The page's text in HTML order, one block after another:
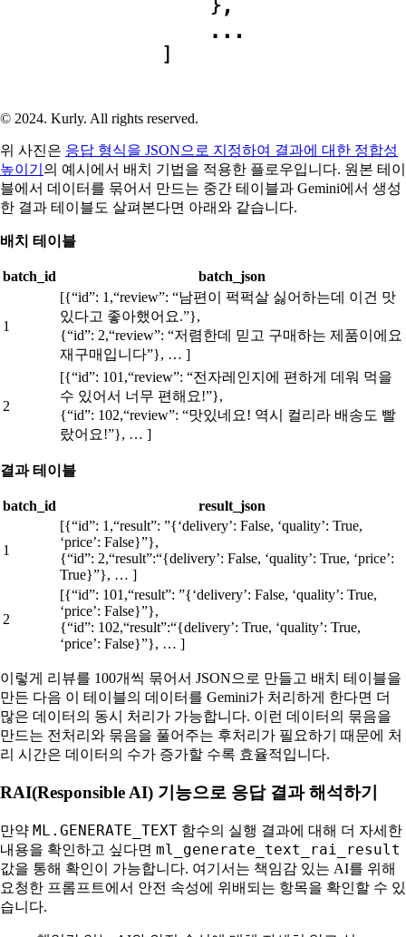
© 2024. Kurly. All rights reserved.
위 사진은 응답 형식을 JSON으로 지정하여 결과에 대한 정합성
높이기 의 예시에서 배치 기법을 적용한 플로우입니다. 원본 테이
블에서 데이터를 묶어서 만드는 중간 테이블과 Gemini에서 생성
한 결과 테이블도 살펴본다면 아래와 같습니다.
배치 테이블
batch_id batch_json
1
[{“id”: 1,“review”: “남편이 퍽퍽살 싫어하는데 이건 맛
있다고 좋아했어요.”},
{“id”: 2,“review”: “저렴한데 믿고 구매하는 제품이에요
재구매입니다”}, … ]
2
[{“id”: 101,“review”: “전자레인지에 편하게 데워 먹을
수 있어서 너무 편해요!”},
{“id”: 102,“review”: “맛있네요! 역시 컬리라 배송도 빨
랐어요!”}, … ]
결과 테이블
batch_id result_json
1
[{“id”: 1,“result”: ”{‘delivery’: False, ‘quality’: True,
‘price’: False}”},
{“id”: 2,“result”:“{delivery’: False, ‘quality’: True, ‘price’:
True}”}, … ]
2
[{“id”: 101,“result”: ”{‘delivery’: False, ‘quality’: True,
‘price’: False}”},
{“id”: 102,“result”:“{delivery’: True, ‘quality’: True,
‘price’: False}”}, … ]
이렇게 리뷰를 100개씩 묶어서 JSON으로 만들고 배치 테이블을
만든 다음 이 테이블의 데이터를 Gemini가 처리하게 한다면 더
많은 데이터의 동시 처리가 가능합니다. 이런 데이터의 묶음을
만드는 전처리와 묶음을 풀어주는 후처리가 필요하기 때문에 처
리 시간은 데이터의 수가 증가할 수록 효율적입니다.
RAI(Responsible AI) 기능으로 응답 결과 해석하기
만약 ML.GENERATE_TEXT 함수의 실행 결과에 대해 더 자세한
내용을 확인하고 싶다면 ml_generate_text_rai_result
값을 통해 확인이 가능합니다. 여기서는 책임감 있는 AI를 위해
요청한 프롬프트에서 안전 속성에 위배되는 항목을 확인할 수 있
습니다.